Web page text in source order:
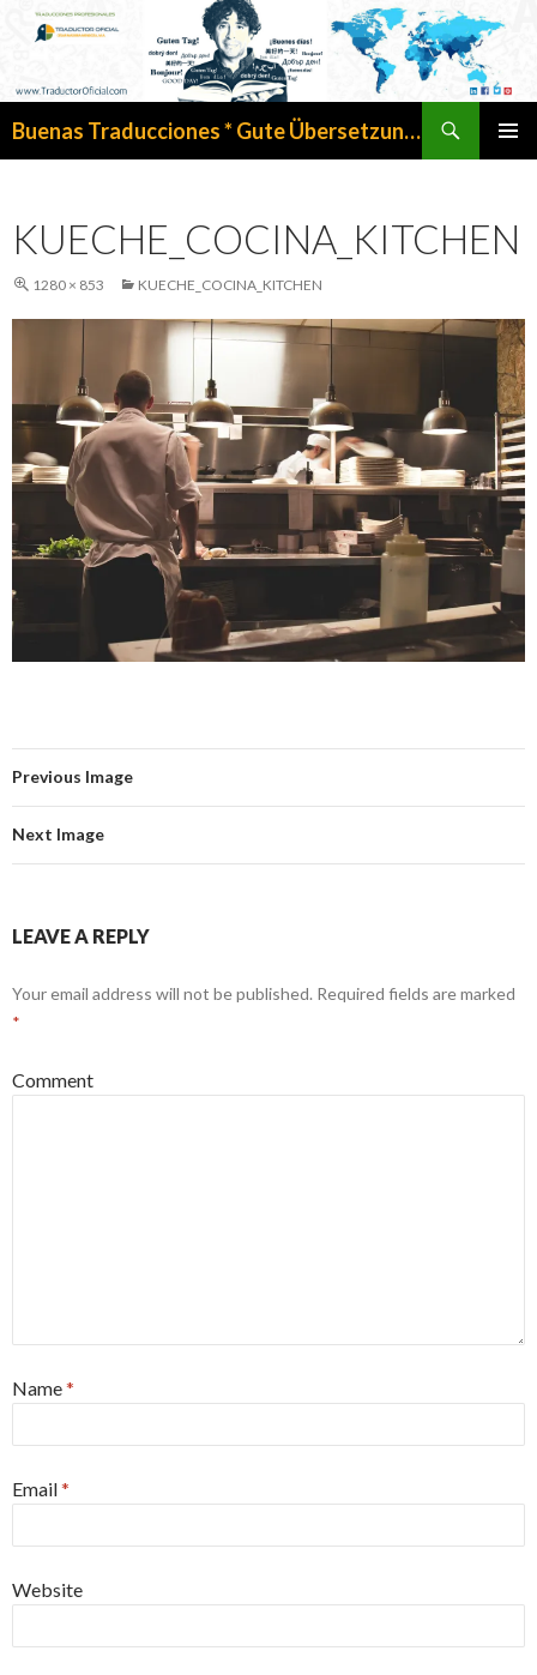
Buenas Traducciones * Gute Übersetzungen
KUECHE_COCINA_KITCHEN
1280 × 853 KUECHE_COCINA_KITCHEN
Previous Image
Next Image
LEAVE A REPLY
Your email address will not be published. Required fields are marked
*
Comment
Name*
Email*
Website